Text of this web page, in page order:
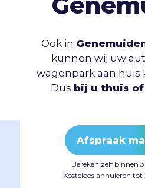
Ook in
kunnen wij uw
wagenpark aan huis
Dus bij u thuis
Afspraak
Bereken zelf binnen
Kosteloos annuleren